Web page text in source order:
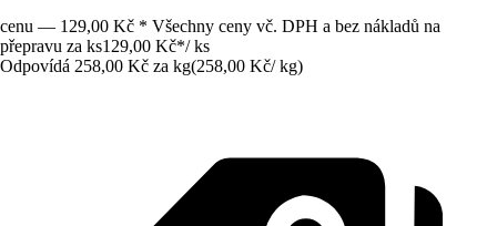
cenu — 129,00 Kč * Všechny ceny vč. DPH a bez nákladů na
přepravu za ks129,00 Kč*/ ks
Odpovídá 258,00 Kč za kg(258,00 Kč/ kg)